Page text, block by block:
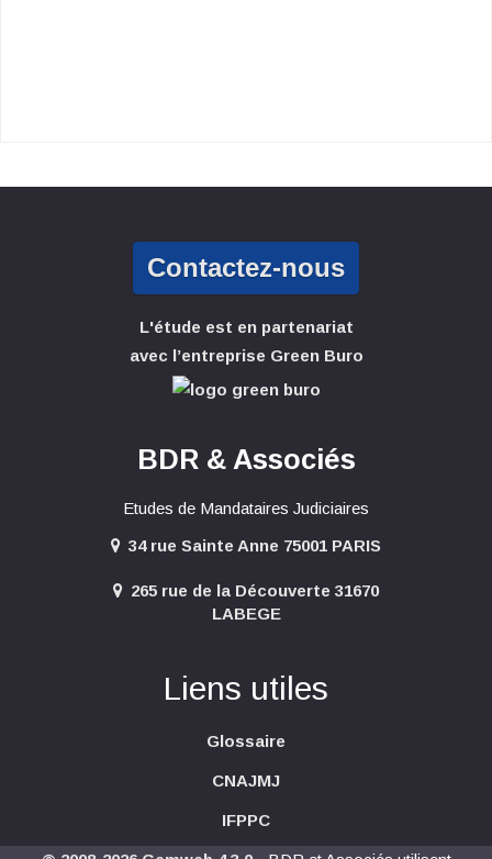
Contactez-nous
L'étude est en partenariat
avec l’entreprise Green Buro
BDR & Associés
Etudes de Mandataires Judiciaires
34 rue Sainte Anne 75001 PARIS
265 rue de la Découverte 31670
LABEGE
Liens utiles
Glossaire
CNAJMJ
IFPPC